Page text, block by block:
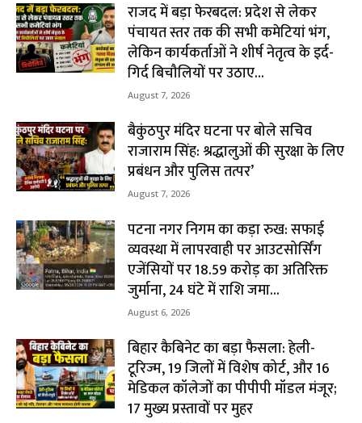
राजद में बड़ा फेरबदल: प्रदेश से लेकर
पंचायत स्तर तक की सभी कमेटियां भंग,
लेकिन कार्यकर्ताओं ने शीर्ष नेतृत्व के इर्द-
गिर्द बिचौलियों पर उठाए...
August 7, 2026
बैकुंठपुर मंदिर घटना पर बोले सचिव
राजाराम सिंह: श्रद्धालुओं की सुरक्षा के लिए
प्रबंधन और पुलिस तत्पर’
August 7, 2026
पटना नगर निगम का कड़ा रुख: सफाई
व्यवस्था में लापरवाही पर आउटसोर्सिंग
एजेंसियों पर ₹18.59 करोड़ का अतिरिक्त
जुर्माना, 24 घंटे में राशि जमा...
August 6, 2026
बिहार कैबिनेट का बड़ा फैसला: हेली-
टूरिज्म, 19 जिलों में विशेष कोर्ट, और 16
मेडिकल कॉलेजों का पीपीपी मॉडल मंजूर;
17 मुख्य प्रस्तावों पर मुहर